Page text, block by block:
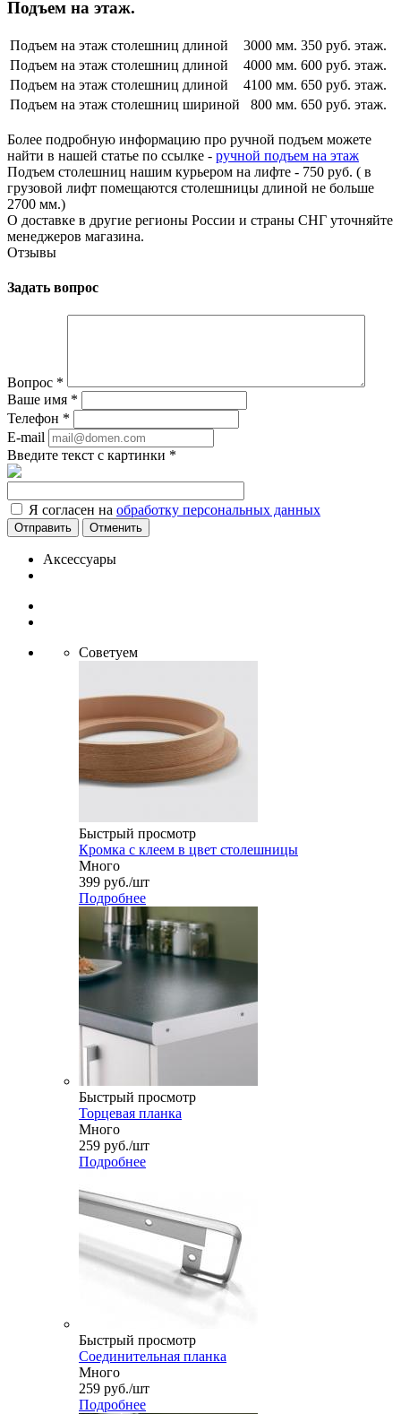
Подъем на этаж.
Подъем на этаж столешниц длиной 3000 мм. 350 руб. этаж.
Подъем на этаж столешниц длиной
4000 мм. 600 руб. этаж.
Подъем на этаж столешниц длиной
4100 мм. 650 руб. этаж.
Подъем на этаж столешниц шириной
800 мм. 650 руб. этаж.
Более подробную информацию про ручной подъем можете
найти в нашей статье по ссылке - ручной подъем на этаж
Подъем столешниц нашим курьером на лифте - 750 руб. ( в
грузовой лифт помещаются столешницы длиной не больше
2700 мм.)
О доставке в другие регионы России и страны СНГ уточняйте
менеджеров магазина.
Отзывы
Задать вопрос
Вопрос *
Ваше имя *
Телефон *
E-mail
Введите текст с картинки *
Я согласен на обработку персональных данных
Отменить
Аксессуары
Советуем
Быстрый просмотр
Кромка с клеем в цвет столешницы
Много
399 руб./шт
Подробнее
Быстрый просмотр
Торцевая планка
Много
259 руб./шт
Подробнее
Быстрый просмотр
Соединительная планка
Много
259 руб./шт
Подробнее